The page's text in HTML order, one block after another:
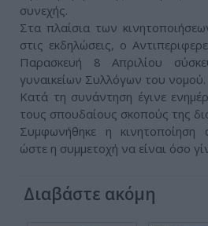
συνεχής.
Στα πλαίσια των
στις εκδηλώσεις, ο
Παρασκευή 8 Απριλίου
γυναικείων Συλλόγων του νομού.
Κατά τη συνάντηση έγινε
τους σπουδαίους σκοπούς της
Συμφωνήθηκε η
ώστε η συμμετοχή να είναι όσο
Διαβάστε ακόμη